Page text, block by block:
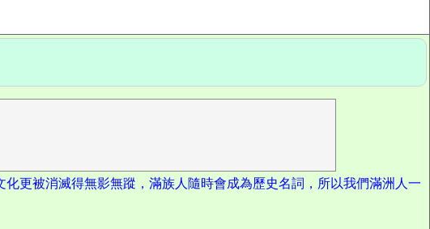
更被消滅得無影無蹤，滿族人隨時會成為歷史名詞，所以我們滿洲人一